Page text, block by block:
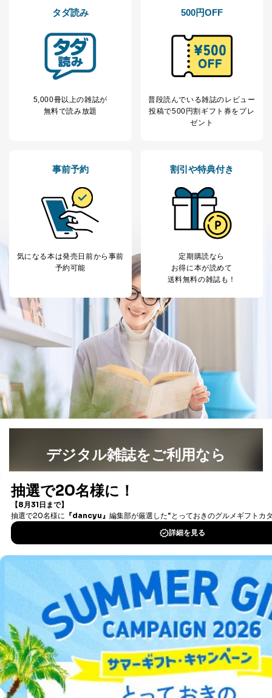
e-mail：cs@fujisan.co.jp
改訂：2025年2月20日
制定：2005年4月1日
株式会社富士山マガジンサービス
代表取締役会長 西野 伸一郎
１．個人情報保護管理者
株式会社富士山マガジンサービス
代表取締役会長 西野 伸一郎
個人情報保護管理者: 経営管理グループディレクター 前
田 嘉也
当社が取り扱う開示対象個人情報の利用目的は次のとお
No
個人情報の種類 利用目的
1
当社の定期購読サ
ービス等をご利用
の方の個人情報
購入商品の配送のため
商品代金回収のため
ｅメール等による商品、サービ
ス、キャンペーン等の広告の案内
のため
個人が特定できない形で取得した
閲覧履歴や購買履歴等の情報を分
析して、趣味・嗜好に
応じた新商品・サービスに関する
広告のため
当社にお問合わせ
人情報
お問い合わせ対応、トラブル対
質向上のため
3
当社カスタマーQ＆
Aサービス利用者
カスタマーQ＆Aサイトの投稿内容
の確認のため
ｅメール等によるカスタマーQ＆A
サイトのサービス内容のご案内の
ｅメール等による商品、サービ
ス、キャンペーン等の広告に関す
るご案内のため
採用応募者の方の
採用選考、ご連絡のため
人事、総務などの雇用管理等のた
パートナー（提携
企業）からの委託
により当社の
定期購読サービス
等をご利用の方の
個人情報
購入商品配送のため
提携企業及びお客様がご購入され
た商品の発売元企業からのｅメー
ル等による商品、
サービス、キャンペーン等の広告
に関するご案内のため
当社のサービス利用状況の把握お
よびその分析のため
お問い合わせ対応、トラブル対
タダ読み
5,000冊以上の雑誌が
無料で読み放題
500円OFF
普段読んでいる雑誌のレビュー
投稿で500円割ギフト券をプレ
ゼント
事前予約
気になる本は発売日前から事前
予約可能
割引や特典付き
定期購読なら
お得に本が読めて
送料無料の雑誌も！
デジタル雑誌をご利用なら
書籍）が無料で読み放題！
DOWNLOAD FOR IOS
DOWNLOAD FOR ANDROID
ご利用方法はこちら
総合案内
アフィリエイト 採用情報